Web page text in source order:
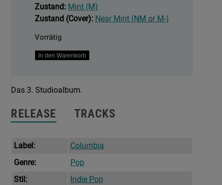
Zustand: Mint (M)
Zustand (Cover): Near Mint (NM or M-)
Vorrätig
EZ
In den Warenkorb
Das 3. Studioalbum.
RELEASE TRACKS
Label:
Columbia
Genre:
Pop
Stil:
Indie Pop